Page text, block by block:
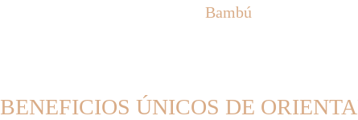
Bambú
BENEFICIOS ÚNICOS DE